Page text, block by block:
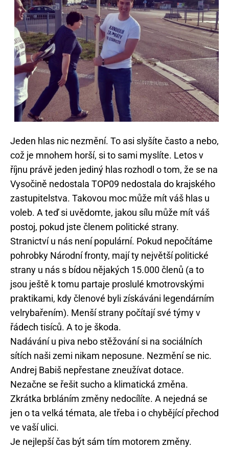
Jeden hlas nic nezmění. To asi slyšíte často a nebo,
což je mnohem horší, si to sami myslíte. Letos v
říjnu právě jeden jediný hlas rozhodl o tom, že se na
Vysočině nedostala TOP09 nedostala do krajského
zastupitelstva. Takovou moc může mít váš hlas u
voleb. A teď si uvědomte, jakou sílu může mít váš
postoj, pokud jste členem politické strany.
Stranictví u nás není populární. Pokud nepočítáme
pohrobky Národní fronty, mají ty největší politické
strany u nás s bídou nějakých 15.000 členů (a to
jsou ještě k tomu partaje proslulé kmotrovskými
praktikami, kdy členové byli získáváni legendárním
velrybařením). Menší strany počítají své týmy v
řádech tisíců. A to je škoda.
Nadávání u piva nebo stěžování si na sociálních
sítích naši zemi nikam neposune. Nezmění se nic.
Andrej Babiš nepřestane zneužívat dotace.
Nezačne se řešit sucho a klimatická změna.
Zkrátka brbláním změny nedocílíte. A nejedná se
jen o ta velká témata, ale třeba i o chybějící přechod
ve vaší ulici.
Je nejlepší čas být sám tím motorem změny.